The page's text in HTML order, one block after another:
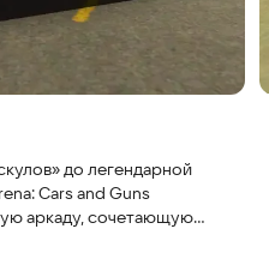
до легендарной
Cars and Guns
аркаду, сочетающую
в скорости, но и